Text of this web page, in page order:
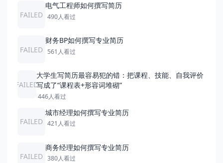
FAILED
电气工程师如何撰写简历
490人看过
FAILED
财务BP如何撰写专业简历
561人看过
FAILED
大学生写简历最容易犯的错：把课程、技能、自我评价
写成了“课程表+形容词堆砌”
446人看过
FAILED
城市经理如何撰写专业简历
421人看过
FAILED
商务经理如何撰写专业简历
380人看过